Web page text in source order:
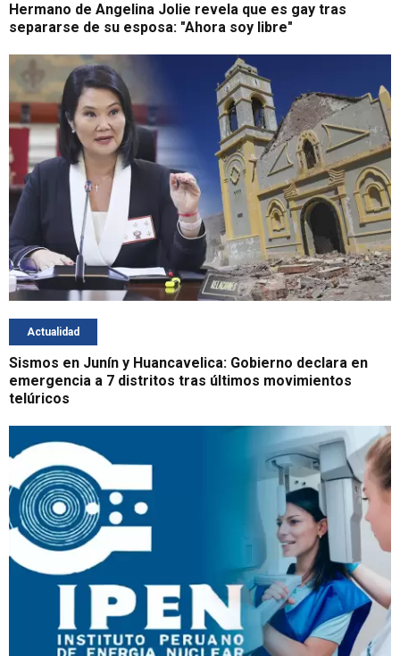
Hermano de Angelina Jolie revela que es gay tras
separarse de su esposa: "Ahora soy libre"
Actualidad
Sismos en Junín y Huancavelica: Gobierno declara en
emergencia a 7 distritos tras últimos movimientos
telúricos